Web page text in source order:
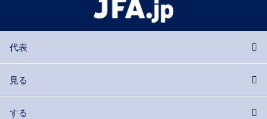
代表
見る
する